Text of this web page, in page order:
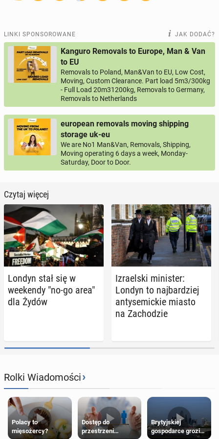
LINKI SPONSOROWANE JAK DODAĆ?
Kanguro Removals to Europe, Man & Van
to EU
Removals to Poland, Man&Van to EU, Low Cost,
Moving, Custom Clearance. Part load 5m3/300kg
- Full Load 20m31200kg, Removals to Germany,
Removals to Netherlands
european removals moving shipping
storage uk-eu
We are No1 Man&Van, Removals, Shipping,
Moving operating 6 days a week, Monday-
Saturday, Door to Door.
Czytaj więcej
Londyn stał się w
week­en­dy "no-go area"
dla Żydów
Izra­el­ski mi­ni­ster:
Londyn to naj­bar­dziej
an­ty­se­mic­kie miasto
na Za­cho­dzie
Rolki Wiadomości›
Polacy to
mięsożercy?
Dostęp do
przestrzeni
Brytyjskiej
gospodarce grozi